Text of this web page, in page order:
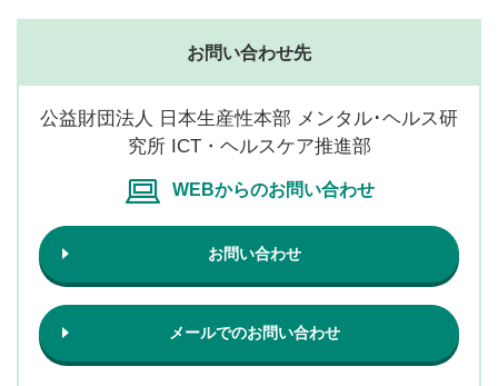
お問い合わせ先
公益財団法人 日本生産性本部 メンタル･ヘルス研
究所 ICT・ヘルスケア推進部
WEBからのお問い合わせ
お問い合わせ
メールでのお問い合わせ